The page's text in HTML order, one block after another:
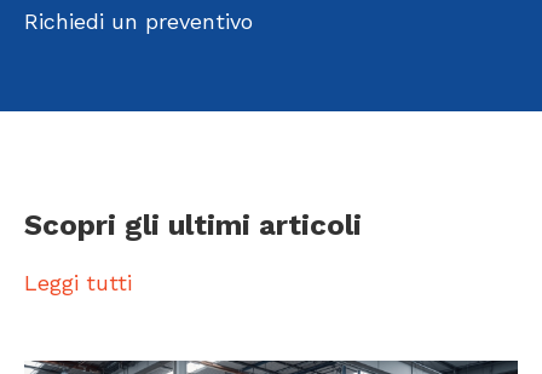
Richiedi un preventivo
Scopri gli ultimi articoli
Leggi tutti